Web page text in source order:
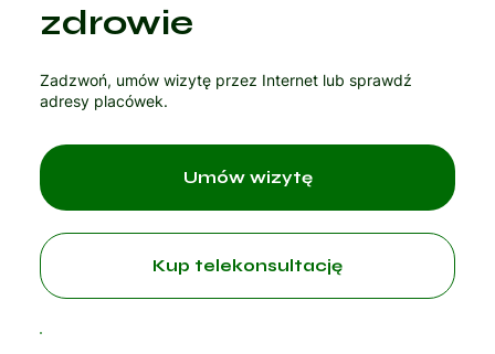
zdrowie
Zadzwoń, umów wizytę przez Internet lub sprawdź
adresy placówek.
Kup telekonsultację
Umów wizytę